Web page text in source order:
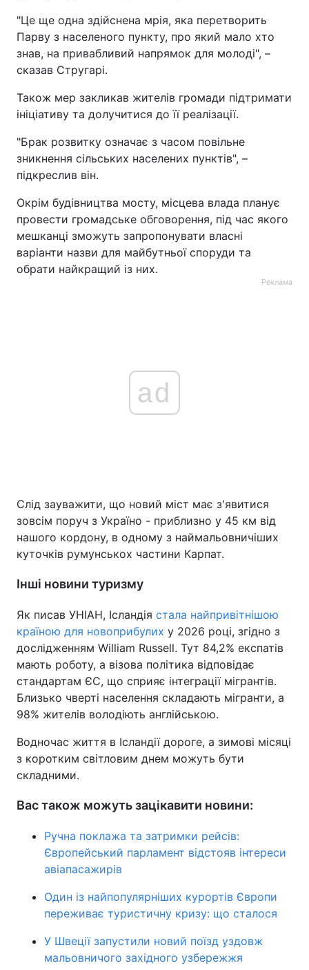
"Це ще одна здійснена мрія, яка перетворить
Парву з населеного пункту, про який мало хто
знав, на привабливий напрямок для молоді", –
сказав Стругарі.
Також мер закликав жителів громади підтримати
ініціативу та долучитися до її реалізації.
"Брак розвитку означає з часом повільне
зникнення сільських населених пунктів", –
підкреслив він.
Окрім будівництва мосту, місцева влада планує
провести громадське обговорення, під час якого
мешканці зможуть запропонувати власні
варіанти назви для майбутньої споруди та
обрати найкращий із них.
Реклама
ad
Слід зауважити, що новий міст має з'явитися
зовсім поруч з Україно - приблизно у 45 км від
нашого кордону, в одному з наймальовничіших
куточків румунськох частини Карпат.
Інші новини туризму
Як писав УНІАН, Ісландія стала найпривітнішою
країною для новоприбулих у 2026 році, згідно з
дослідженням William Russell. Тут 84,2% експатів
мають роботу, а візова політика відповідає
стандартам ЄС, що сприяє інтеграції мігрантів.
Близько чверті населення складають мігранти, а
98% жителів володіють англійською.
Водночас життя в Ісландії дороге, а зимові місяці
з коротким світловим днем можуть бути
складними.
Вас також можуть зацікавити новини:
Ручна поклажа та затримки рейсів:
Європейський парламент відстояв інтереси
авіапасажирів
Один із найпопулярніших курортів Європи
переживає туристичну кризу: що сталося
У Швеції запустили новий поїзд уздовж
мальовничого західного узбережжя